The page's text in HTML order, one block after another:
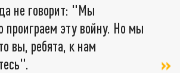
не говорит: "Мы
проиграем эту войну. Но мы
вы, ребята, к нам